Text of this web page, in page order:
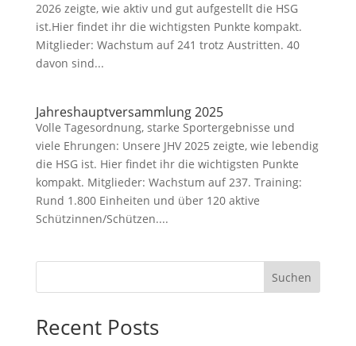
2026 zeigte, wie aktiv und gut aufgestellt die HSG
ist.Hier findet ihr die wichtigsten Punkte kompakt.
Mitglieder: Wachstum auf 241 trotz Austritten. 40
davon sind...
Jahreshauptversammlung 2025
Volle Tagesordnung, starke Sportergebnisse und
viele Ehrungen: Unsere JHV 2025 zeigte, wie lebendig
die HSG ist. Hier findet ihr die wichtigsten Punkte
kompakt. Mitglieder: Wachstum auf 237. Training:
Rund 1.800 Einheiten und über 120 aktive
Schützinnen/Schützen....
Suchen
Recent Posts